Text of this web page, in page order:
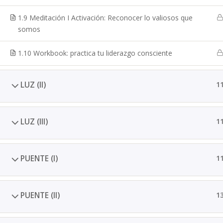
1.9 Meditación I Activación: Reconocer lo valiosos que
somos
1.10 Workbook: practica tu liderazgo consciente
LUZ (II) 11
LUZ (III) 11
PUENTE (I) 11
PUENTE (II)